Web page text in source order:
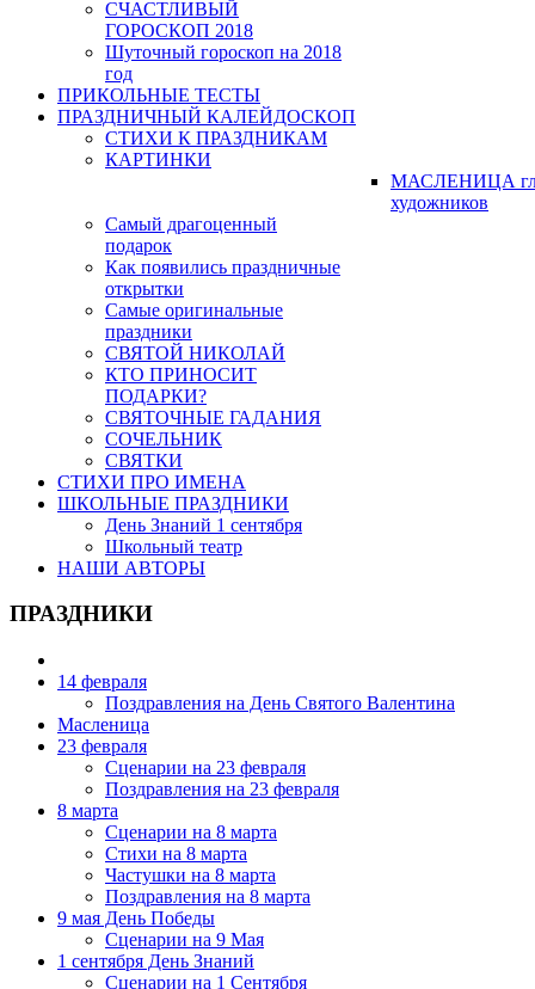
СЧАСТЛИВЫЙ
ГОРОСКОП 2018
Шуточный гороскоп на 2018
год
ПРИКОЛЬНЫЕ ТЕСТЫ
ПРАЗДНИЧНЫЙ КАЛЕЙДОСКОП
СТИХИ К ПРАЗДНИКАМ
КАРТИНКИ
МАСЛЕНИЦА
художников
Самый драгоценный
подарок
Как появились праздничные
открытки
Самые оригинальные
праздники
СВЯТОЙ НИКОЛАЙ
КТО ПРИНОСИТ
ПОДАРКИ?
СВЯТОЧНЫЕ ГАДАНИЯ
СОЧЕЛЬНИК
СВЯТКИ
СТИХИ ПРО ИМЕНА
ШКОЛЬНЫЕ ПРАЗДНИКИ
День Знаний 1 сентября
Школьный театр
НАШИ АВТОРЫ
ПРАЗДНИКИ
14 февраля
Поздравления на День Святого Валентина
Масленица
23 февраля
Сценарии на 23 февраля
Поздравления на 23 февраля
8 марта
Сценарии на 8 марта
Стихи на 8 марта
Частушки на 8 марта
Поздравления на 8 марта
9 мая День Победы
Сценарии на 9 Мая
1 сентября День Знаний
Сценарии на 1 Сентября